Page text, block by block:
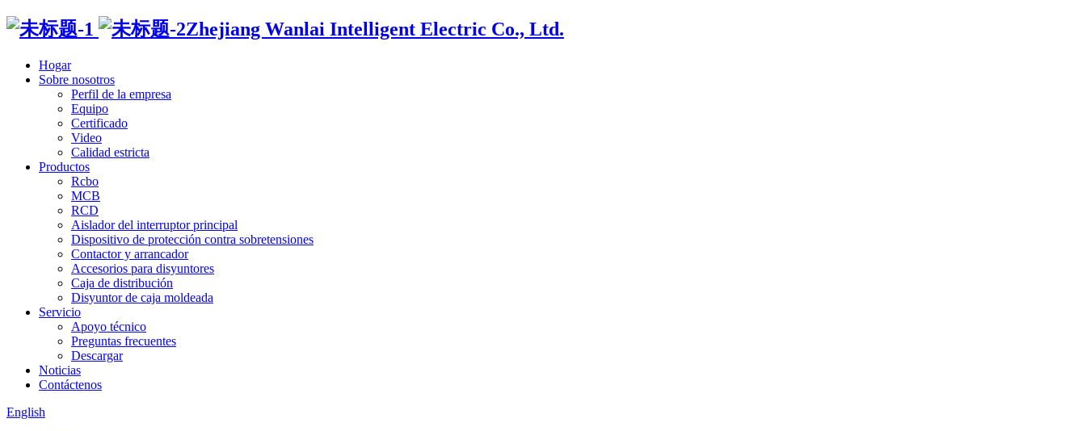
Zhejiang Wanlai Intelligent Electric Co., Ltd.
Hogar
Sobre nosotros
Perfil de la empresa
Equipo
Certificado
Video
Calidad estricta
Productos
Rcbo
MCB
RCD
Aislador del interruptor principal
Dispositivo de protección contra sobretensiones
Contactor y arrancador
Accesorios para disyuntores
Caja de distribución
Disyuntor de caja moldeada
Servicio
Apoyo técnico
Preguntas frecuentes
Descargar
Noticias
Contáctenos
English